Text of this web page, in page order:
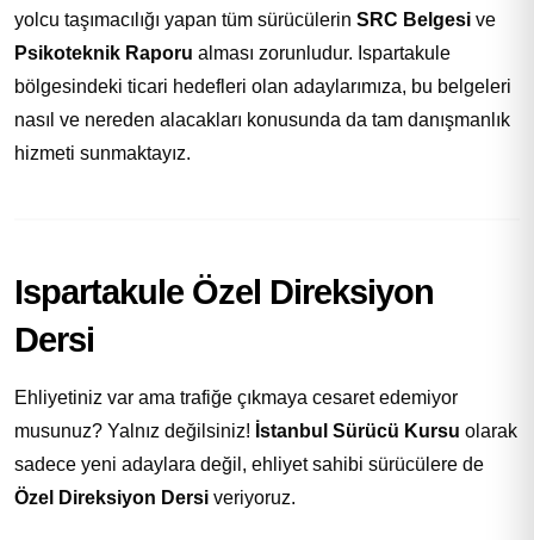
yolcu taşımacılığı yapan tüm sürücülerin SRC Belgesi ve
Psikoteknik Raporu alması zorunludur. Ispartakule
bölgesindeki ticari hedefleri olan adaylarımıza, bu belgeleri
nasıl ve nereden alacakları konusunda da tam danışmanlık
hizmeti sunmaktayız.
Ispartakule Özel Direksiyon
Dersi
Ehliyetiniz var ama trafiğe çıkmaya cesaret edemiyor
musunuz? Yalnız değilsiniz! İstanbul Sürücü Kursu olarak
sadece yeni adaylara değil, ehliyet sahibi sürücülere de
Özel Direksiyon Dersi veriyoruz.